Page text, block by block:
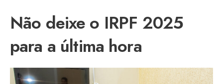
Não deixe o IRPF 2025
para a última hora